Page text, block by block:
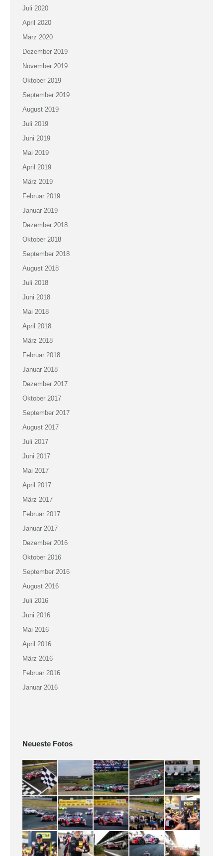
Juli 2020
April 2020
März 2020
Dezember 2019
November 2019
Oktober 2019
September 2019
August 2019
Juli 2019
Juni 2019
Mai 2019
April 2019
März 2019
Februar 2019
Januar 2019
Dezember 2018
Oktober 2018
September 2018
August 2018
Juli 2018
Juni 2018
Mai 2018
April 2018
März 2018
Februar 2018
Januar 2018
Dezember 2017
Oktober 2017
September 2017
August 2017
Juli 2017
Juni 2017
Mai 2017
April 2017
März 2017
Februar 2017
Januar 2017
Dezember 2016
Oktober 2016
September 2016
August 2016
Juli 2016
Juni 2016
Mai 2016
April 2016
März 2016
Februar 2016
Januar 2016
Neueste Fotos